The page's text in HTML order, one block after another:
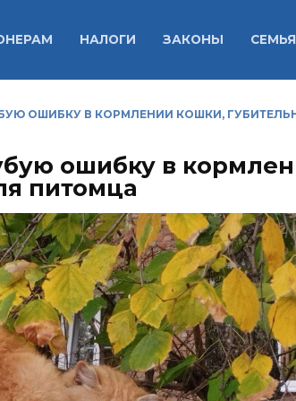
НАЛОГИ ЗАКОНЫ
ОШИБКУ В КОРМЛЕНИИ КОШКИ,
ошибку в
питомца